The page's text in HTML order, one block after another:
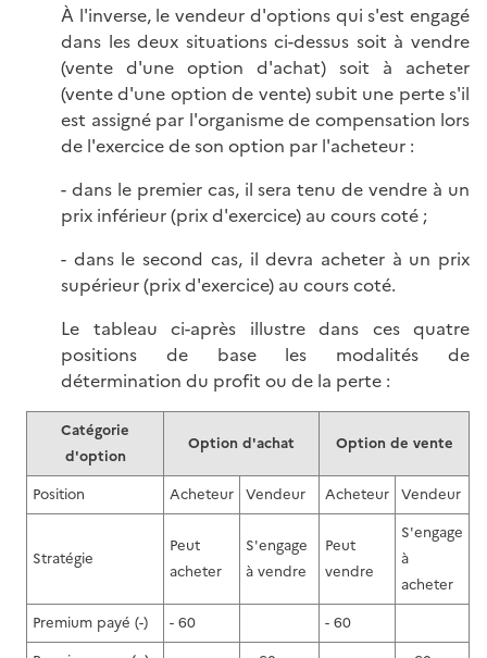
À l'inverse, le vendeur d'options qui s'est engagé
dans les deux situations ci-dessus soit à vendre
(vente d'une option d'achat) soit à acheter
(vente d'une option de vente) subit une perte s'il
est assigné par l'organisme de compensation lors
de l'exercice de son option par l'acheteur :
- dans le premier cas, il sera tenu de vendre à un
prix inférieur (prix d'exercice) au cours coté ;
- dans le second cas, il devra acheter à un prix
supérieur (prix d'exercice) au cours coté.
Le tableau ci-après illustre dans ces quatre
positions de base les modalités de
détermination du profit ou de la perte :
Catégorie
d'option
Option d'achat Option de vente
Position Acheteur Vendeur Acheteur Vendeur
Stratégie
Peut
acheter
S'engage
à vendre
Peut
vendre
S'engage
à
acheter
Premium payé (-)
- 60
- 60